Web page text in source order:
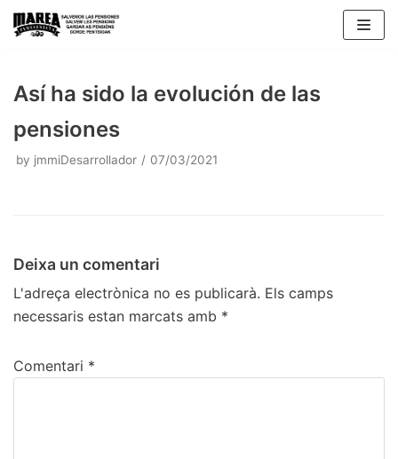
Skip
Así ha sido la evolución de las
pensiones
by jmmiDesarrollador 07/03/2021
Deixa un comentari
L'adreça electrònica no es publicarà. Els camps
necessaris estan marcats amb *
Comentari *